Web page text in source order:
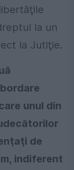
la un
la Jutiţie.
unul din
de
indiferent